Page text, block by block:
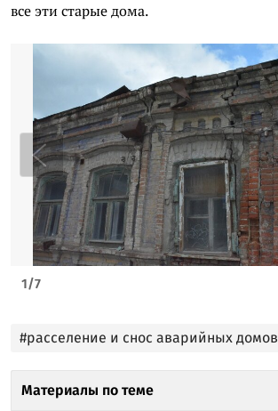
все эти старые дома.
1/7
#расселение и снос аварийных домов
Материалы по теме